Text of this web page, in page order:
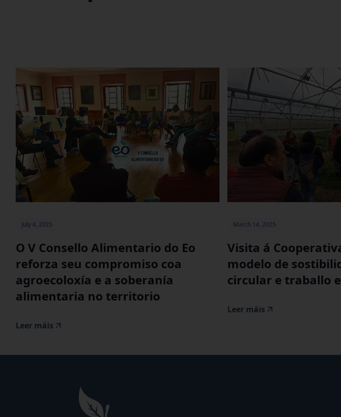
July 4, 2025
O V Consello Alimentario do Eo
reforza seu compromiso coa
agroecoloxía e a soberanía
alimentaria no territorio
Leer máis
March 14, 2025
Visita á
modelo de
circular e traballo
Leer máis